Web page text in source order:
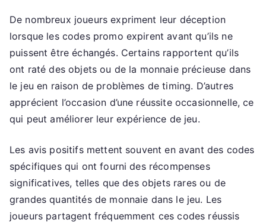
De nombreux joueurs expriment leur déception
lorsque les codes promo expirent avant qu’ils ne
puissent être échangés. Certains rapportent qu’ils
ont raté des objets ou de la monnaie précieuse dans
le jeu en raison de problèmes de timing. D’autres
apprécient l’occasion d’une réussite occasionnelle, ce
qui peut améliorer leur expérience de jeu.
Les avis positifs mettent souvent en avant des codes
spécifiques qui ont fourni des récompenses
significatives, telles que des objets rares ou de
grandes quantités de monnaie dans le jeu. Les
joueurs partagent fréquemment ces codes réussis